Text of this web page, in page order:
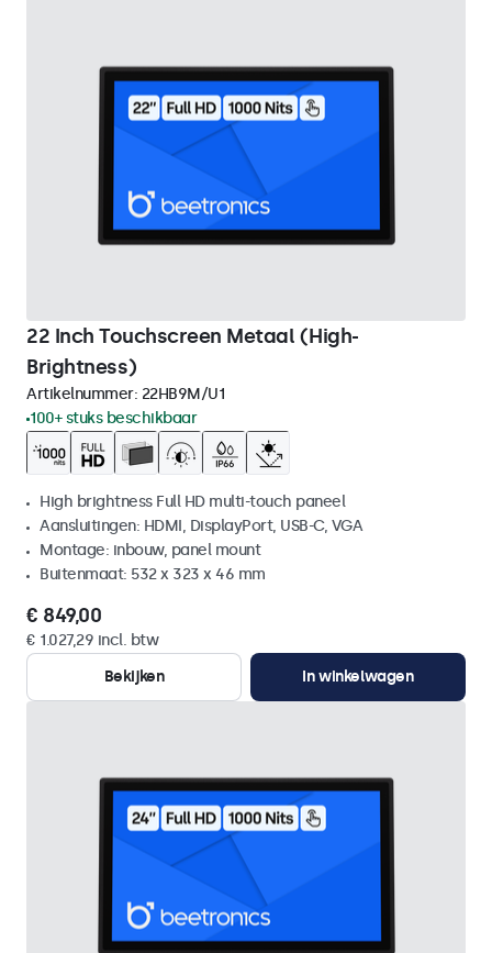
22 Inch Touchscreen Metaal (High-
Brightness)
Artikelnummer: 22HB9M/U1
100+ stuks beschikbaar
High brightness Full HD multi-touch paneel
Aansluitingen: HDMI, DisplayPort, USB-C, VGA
Montage: inbouw, panel mount
Buitenmaat: 532 x 323 x 46 mm
€ 849,00
€ 1.027,29 incl. btw
Bekijken
In winkelwagen